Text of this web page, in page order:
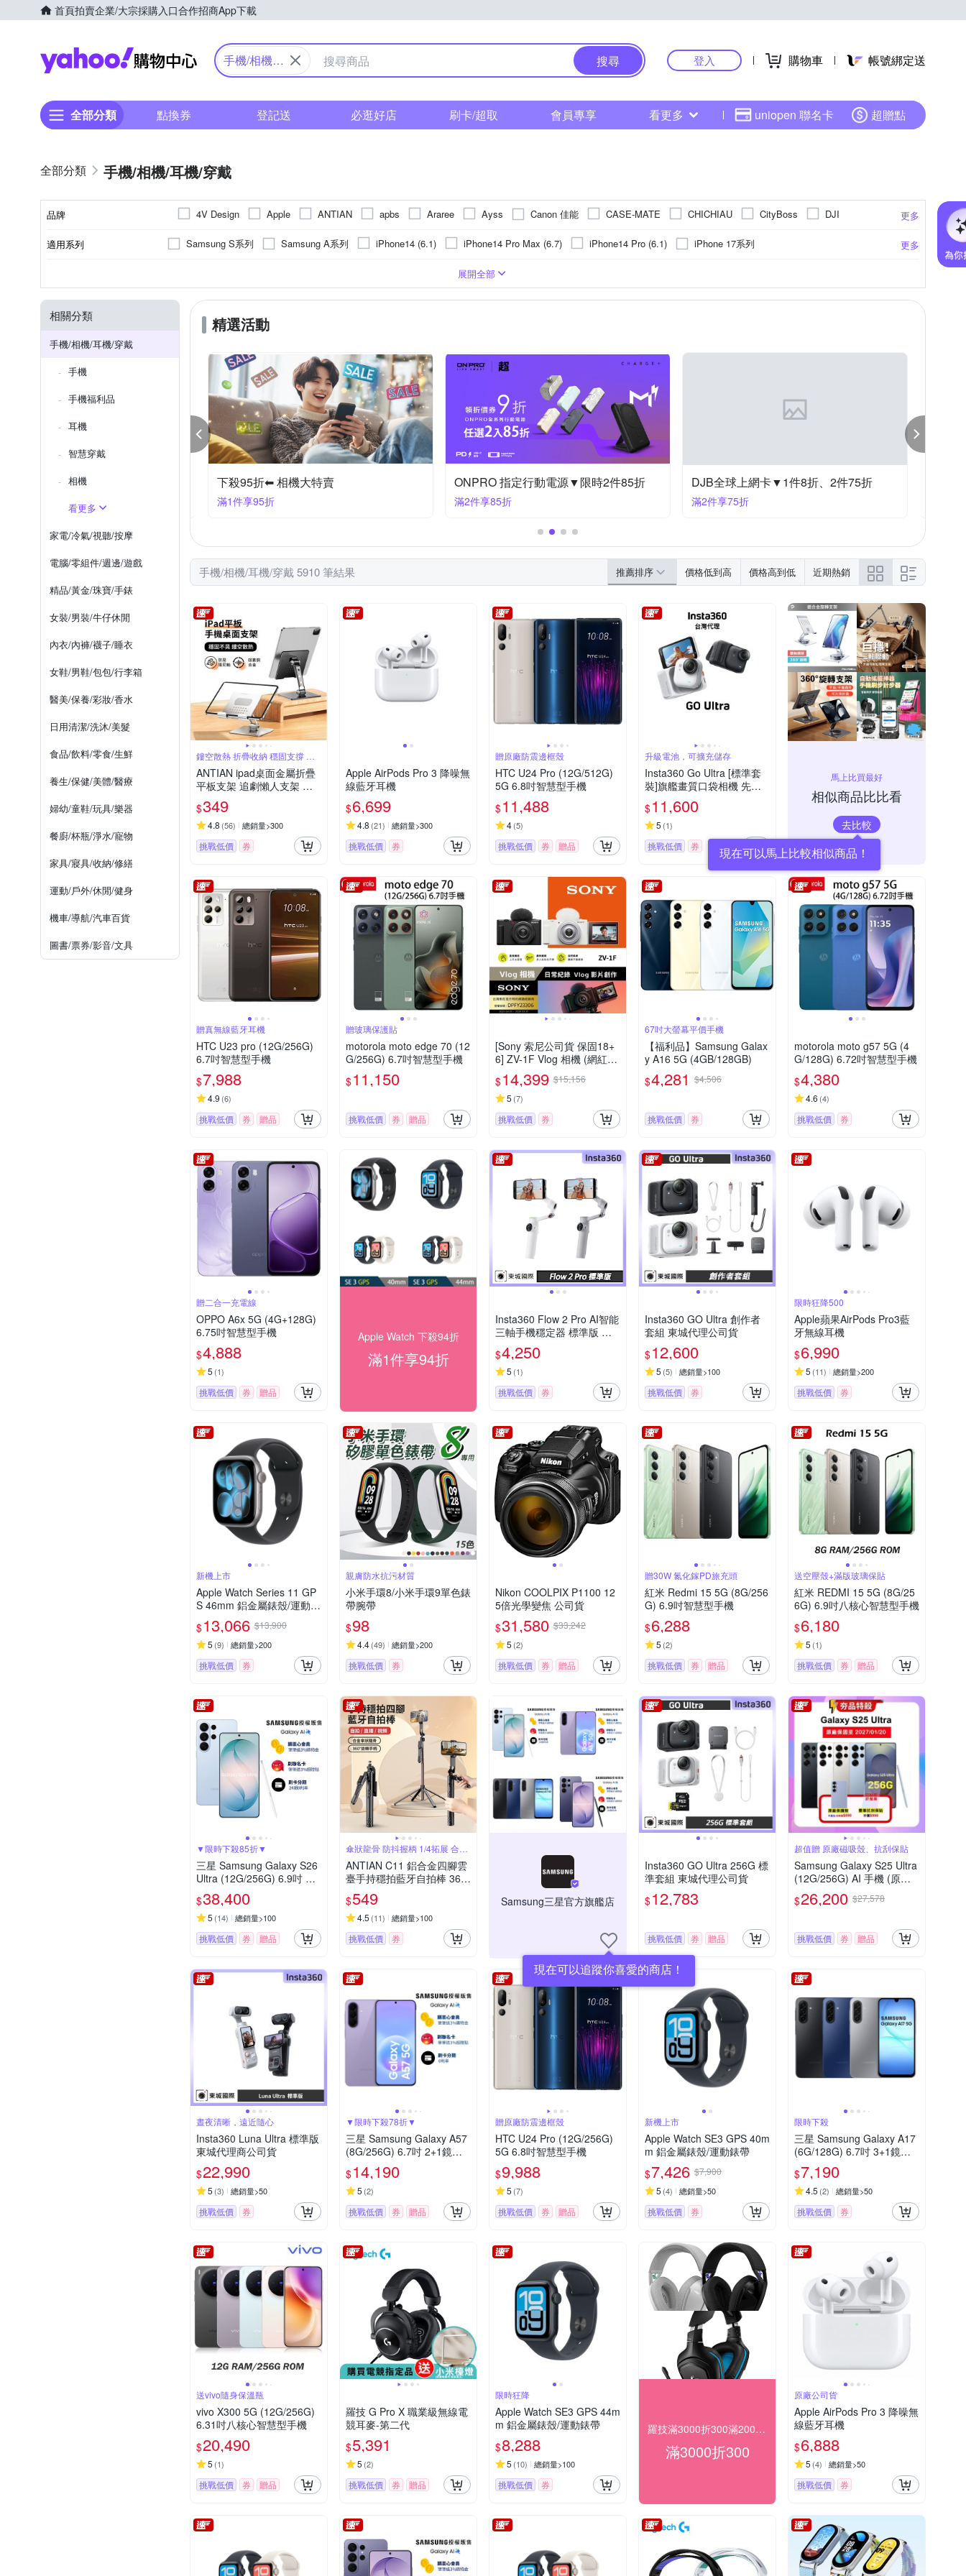
首頁拍賣企業/大宗採購入口合作招商App下載
Yahoo購物中心
手機/相機/
搜尋 登入 購物車 帳號綁定送
全部分類 點換券 登記送 必逛好店 刷卡/超取 會員專享 看更多 uniopen 聯名卡 超贈點
手機/相機/耳機/穿戴
品牌 更多
4V Design Apple ANTIAN apbs Araree Ayss Canon 佳能 CASE-MATE CHICHIAU CityBoss
DJI
DUX DUCIS
DJB Element Case FUJIFILM 富士 GCOMM Godox 神牛 Hamlet HH 草本新淨界
Marumi
Metal-Slim Nikon 尼康 NILLKIN NISI o-one Panasonic 國際牌 PELICAN 派力肯
PENTAX
Spigen
SUNPOWER
適用系列 更多
Samsung S系列 Samsung A系列 iPhone14 (6.1) iPhone14 Pro Max (6.7) iPhone14 Pro (6.1)
iPhone 17系列
iPhone 16
iPhone 15 Plus
iPhone 13 Pro Max 小米系列 iPhone 13 Pro iPhone 16 Plus iPhone 13 紅米系列
OPPO R系列
iPhone 12 Pro
Xiaomi 小米系列
Samsung NOTE 系列 iPhone XR iPhone X/XS iPhone14 Max (6.7)
iPhone 7/8 (4.7吋)
Samsung E系列 Samsung J系列 htc Desire 系列 iPhone SE 2
抗潑水
Xiaomi 小米
SIM轉接卡 背面保護貼
塑膠(PVC) 貼鑽
電子式
手腕帶
拍立得配件
展開全部
相關分類
手機/相機/耳機/穿戴
手機
手機福利品
耳機
智慧穿戴
相機
看更多
家電/冷氣/視聽/按摩
電腦/零組件/週邊/遊戲
精品/黃金/珠寶/手錶
女裝/男裝/牛仔休閒
內衣/內褲/襪子/睡衣
女鞋/男鞋/包包/行李箱
醫美/保養/彩妝/香水
日用清潔/洗沐/美髮
食品/飲料/零食/生鮮
養生/保健/美體/醫療
婦幼/童鞋/玩具/樂器
餐廚/杯瓶/淨水/寵物
家具/寢具/收納/修繕
運動/戶外/休閒/健身
機車/導航/汽車百貨
圖書/票券/影音/文具
精選活動
Watch 下殺94折 下殺95折⬅︎ 相機大特賣
滿1件享95折
ONPRO 指定行動電源▼限時2件85折
滿2件享85折
DJB全球上網卡▼1件8折、2件75折
滿2件享75折
手機/相機/耳機/穿戴 5910 筆結果 推薦排序 價格低到高 價格高到低 近期熱銷
鏤空散熱 折疊收納 穩固支撐 邊
充電玩
ANTIAN ipad桌面金屬折疊
平板支架 追劇懶人支架 直
播/會議 平板架 手機支架 交
換禮物
$349
4.8 (56) 總銷量>300
挑戰低價 券
Apple AirPods Pro 3 降噪無
線藍牙耳機
$6,699
4.8 (21) 總銷量>300
挑戰低價 券
贈原廠防震邊框殼
HTC U24 Pro (12G/512G)
5G 6.8吋智慧型手機
$11,488
4(5)
挑戰低價 券 贈品
升級電池，可擴充儲存
Insta360 Go Ultra [標準套
裝]旗艦畫質口袋相機 先創
代理公司貨
$11,600
5 (1)
挑戰低價 券
馬上比買最好
相似商品比比看
去比較
現在可以馬上比較相似商品！
贈真無線藍牙耳機
HTC U23 pro (12G/256G)
6.7吋智慧型手機
$7,988
4.9 (6)
挑戰低價 券 贈品
贈玻璃保護貼
motorola moto edge 70 (12
G/256G) 6.7吋智慧型手機
$11,150
挑戰低價 券 贈品
[Sony 索尼公司貨 保固18+
6] ZV-1F Vlog 相機 (網紅新
手/生活隨拍)
$14,399 $15,156
5 (7)
挑戰低價 券
67吋大螢幕平價手機
【福利品】Samsung Galax
y A16 5G (4GB/128GB)
$4,281 $4,506
挑戰低價 券
motorola moto g57 5G (4
G/128G) 6.72吋智慧型手機
$4,380
4.6 (4)
挑戰低價 券
贈二合一充電線
OPPO A6x 5G (4G+128G)
6.75吋智慧型手機
$4,888
5 (1)
挑戰低價 券 贈品
Apple Watch 下殺94折
滿1件享94折
Insta360 Flow 2 Pro AI智能
三軸手機穩定器 標準版 東
城代理公司貨
$4,250
5 (1)
挑戰低價 券
Insta360 GO Ultra 創作者
套組 東城代理公司貨
$12,600
5 (5) 總銷量>100
挑戰低價 券
限時狂降500
Apple蘋果AirPods Pro3藍
牙無線耳機
$6,990
5 (11) 總銷量>200
挑戰低價 券
新機上市
Apple Watch Series 11 GP
S 46mm 鋁金屬錶殼/運動錶
$13,066 $13,900
5 (9) 總銷量>200
挑戰低價 券
親膚防水抗污材質
小米手環8/小米手環9單色錶
帶腕帶
$98
4.4(49) 總銷量>200
挑戰低價 券
Nikon COOLPIX P1100 12
5倍光學變焦 公司貨
$31,580 $33,242
5 (2)
挑戰低價 券 贈品
贈30W 氮化鎵PD旅充頭
紅米 Redmi 15 5G (8G/256
G) 6.9吋智慧型手機
$6,288
5 (2)
挑戰低價 券 贈品
送空壓殼+滿版玻璃保貼
紅米 REDMI 15 5G (8G/25
6G) 6.9吋八核心智慧型手機
$6,180
5 (1)
挑戰低價 券 贈品
▼限時下殺85折▼
三星 Samsung Galaxy S26
Ultra (12G/256G) 6.9吋 五
鏡頭智慧手機
$38,400
5 (14) 總銷量>100
挑戰低價 券 贈品
傘狀龍骨 防抖握柄 1/4拓展 合金
傘骨
ANTIAN C11 鋁合金四腳雲
臺手持穩拍藍牙自拍棒 360°
旋轉直播攝影四腳架 折疊收
納旅行自拍棒 185cm
$549
4.5 (11) 總銷量>100
挑戰低價 券
Samsung三星官方旗艦店
現在可以追蹤你喜愛的商店！
Insta360 GO Ultra 256G 標
準套組 東城代理公司貨
$12,783
挑戰低價 券 贈品
超值贈 原廠磁吸殼、抗刮保貼
Samsung Galaxy S25 Ultra
(12G/256G) AI 手機 (原廠
保S+福利品)【贈豪禮】
$26,200 $27,578
挑戰低價 券 贈品
晝夜清晰，遠近隨心
Insta360 Luna Ultra 標準版
東城代理商公司貨
$22,990
5 (3) 總銷量>50
挑戰低價 券
▼限時下殺78折▼
三星 Samsung Galaxy A57
(8G/256G) 6.7吋 2+1鏡頭
智慧手機
$14,190
5 (2)
挑戰低價 券 贈品
贈原廠防震邊框殼
HTC U24 Pro (12G/256G)
5G 6.8吋智慧型手機
$9,988
5 (7)
挑戰低價 券 贈品
新機上市
Apple Watch SE3 GPS 40m
m 鋁金屬錶殼/運動錶帶
$7,426 $7,900
5 (4) 總銷量>50
挑戰低價 券
限時下殺
三星 Samsung Galaxy A17
(6G/128G) 6.7吋 3+1鏡頭
智慧手機
$7,190
4.5 (2) 總銷量>50
挑戰低價 券
送vivo隨身保溫瓶
vivo X300 5G (12G/256G)
6.31吋八核心智慧型手機
$20,490
5 (1)
挑戰低價 券 贈品
羅技 G Pro X 職業級無線電
競耳麥-第二代
$5,391
5 (2)
挑戰低價 券 贈品
限時狂降
Apple Watch SE3 GPS 44m
m 鋁金屬錶殼/運動錶帶
$8,288
5 (10) 總銷量>100
挑戰低價 券
羅技滿3000折300滿2000折200
滿3000折300
原廠公司貨
Apple AirPods Pro 3 降噪無
線藍牙耳機
$6,888
5 (4) 總銷量>50
挑戰低價 券